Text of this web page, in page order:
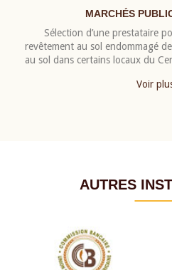
MARCHÉS
Sélection d’une prestataire
revêtement au sol endommagé
au sol dans certains locaux du
Voir plus
AUTRES